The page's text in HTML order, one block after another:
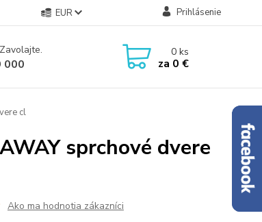
EUR Prihlásenie
000
0ks
za 0 €
cl
sprchové dvere
Ako ma hodnotia zákazníci